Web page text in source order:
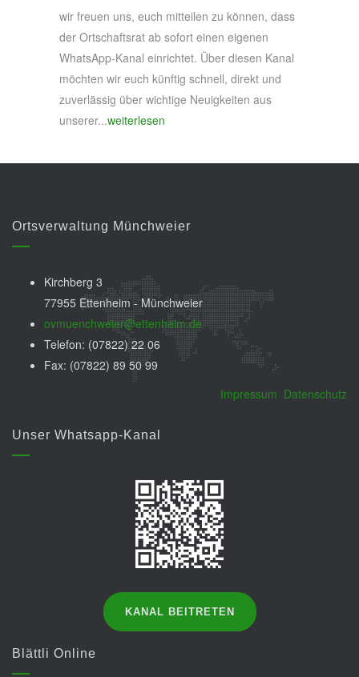
wir freuen uns, euch mitteilen zu können, dass
der Ortschaftsrat ab sofort einen eigenen
WhatsApp-Kanal einrichtet. Über diesen Kanal
möchten wir euch künftig schnell, direkt und
zuverlässig über wichtige Neuigkeiten aus
unserer...weiterlesen
Ortsverwaltung Münchweier
Kirchberg 3
77955 Ettenheim - Münchweier
ovmuenchweier@ettenheim.de
Telefon: (07822) 22 06
Fax: (07822) 89 50 99
Impressum Datenschutz
Unser Whatsapp-Kanal
KANAL BEITRETEN
Blättli Online